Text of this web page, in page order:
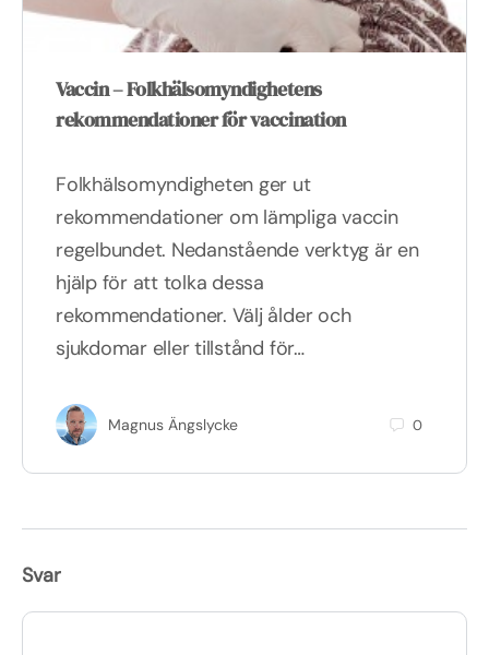
Vaccin – Folkhälsomyndighetens
rekommendationer för vaccination
Folkhälsomyndigheten ger ut
rekommendationer om lämpliga vaccin
regelbundet. Nedanstående verktyg är en
hjälp för att tolka dessa
rekommendationer. Välj ålder och
sjukdomar eller tillstånd för…
Magnus Ängslycke 0
Svar